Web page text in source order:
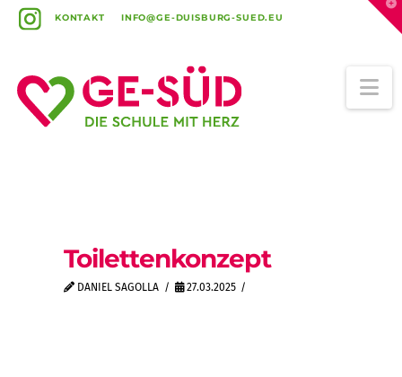
KONTAKT INFO@GE-DUISBURG-SUED.EU
Toilettenkonzept
DANIEL SAGOLLA 27.03.2025